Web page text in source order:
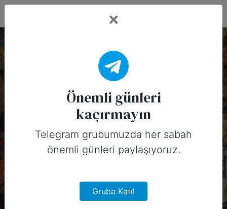
3 Şubat, 2026 Tarihinin
Önemli Günleri
(Amerika)
3 Şubat, 2026 tarihinde Amerika için
sosyal medyada paylaşabileceğiniz
önemli günler
Önemli günleri
kaçırmayın
Telegram grubumuzda her sabah
önemli günleri paylaşıyoruz.
Gruba Katıl